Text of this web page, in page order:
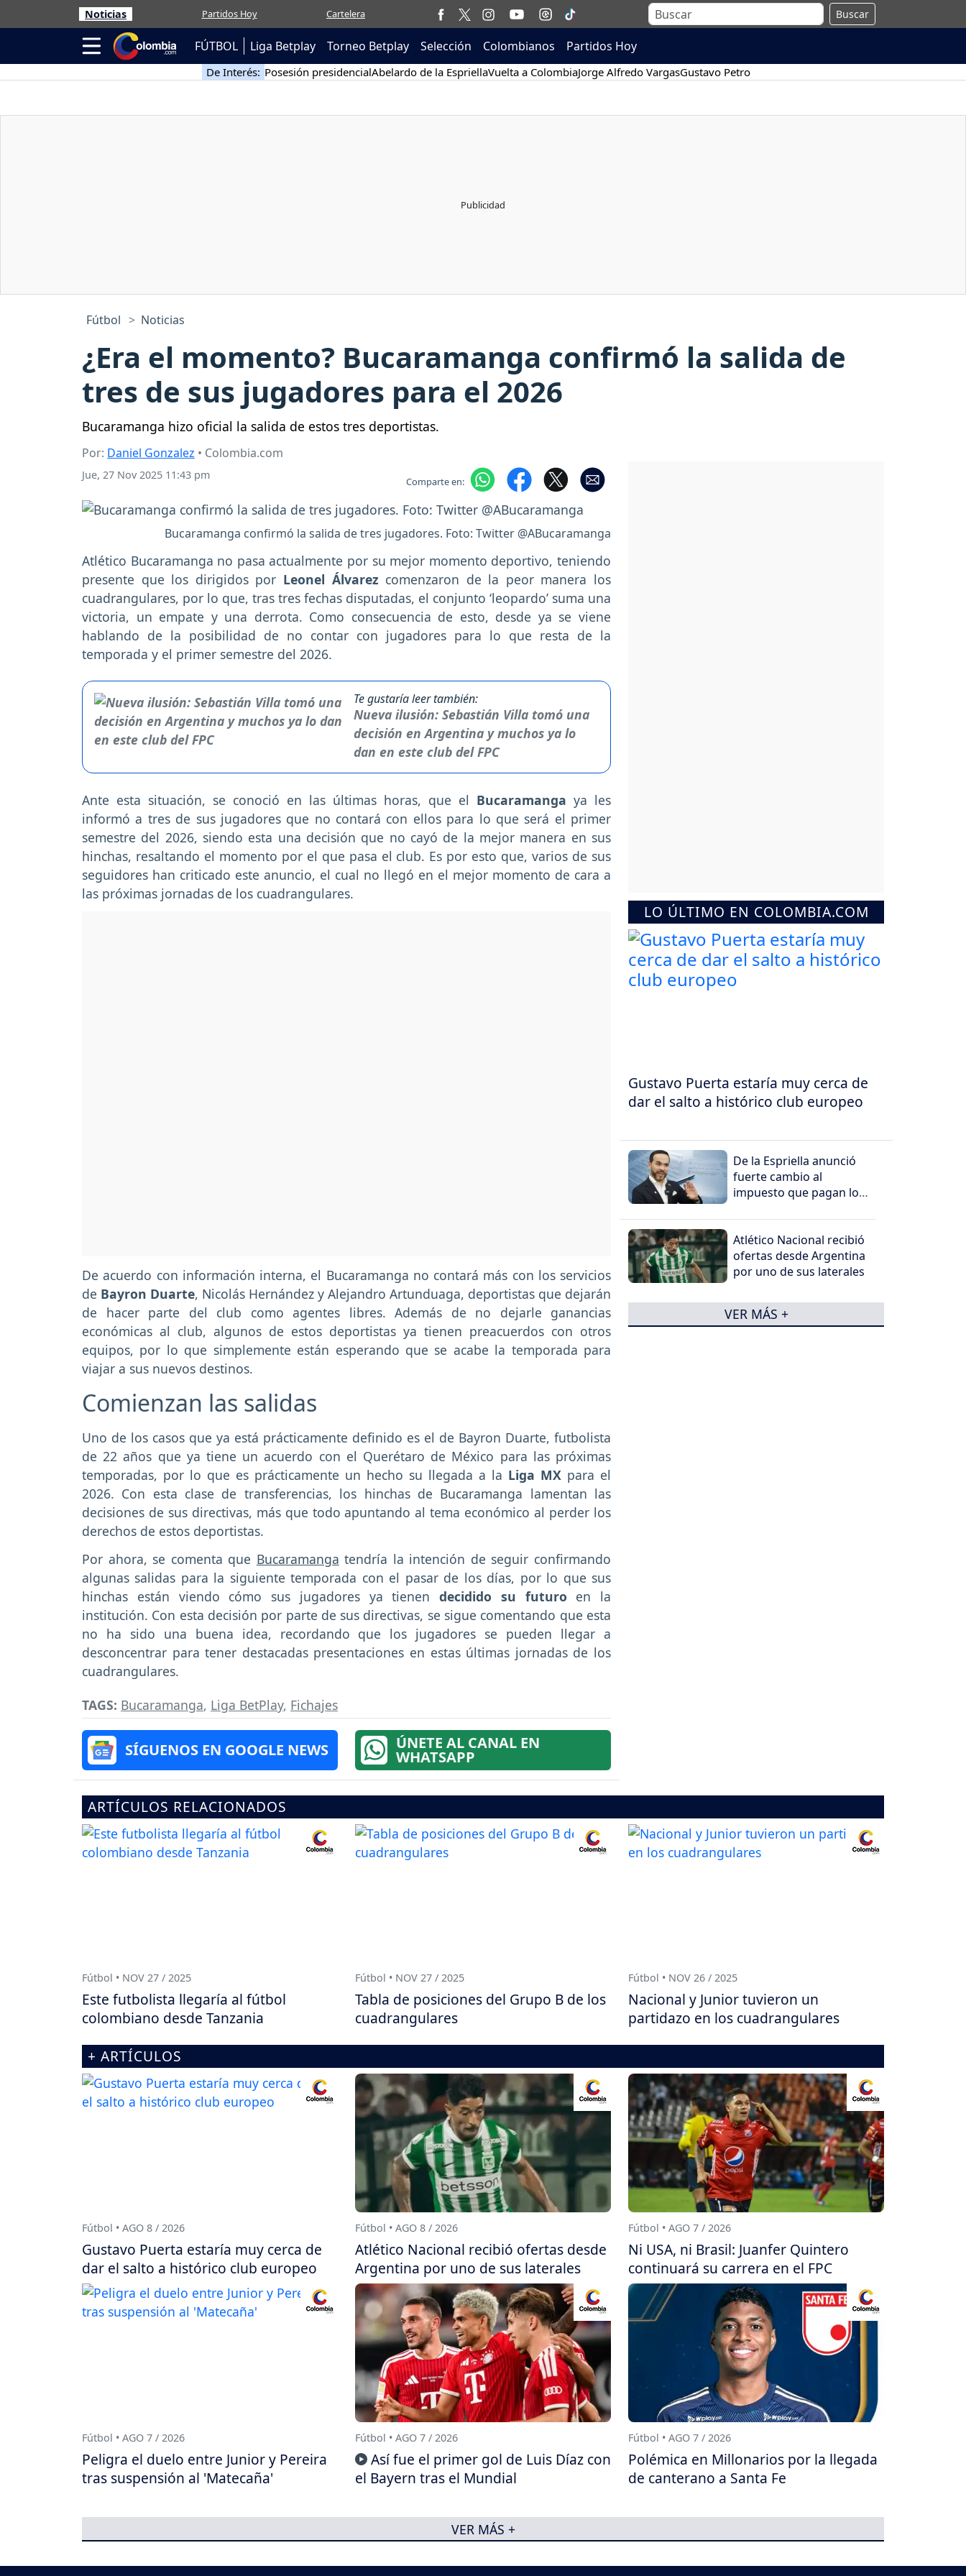
Noticias Partidos Hoy Cartelera Buscar
FÚTBOL Liga Betplay Torneo Betplay Selección Colombianos Partidos Hoy
De Interés: Posesión presidencialAbelardo de la EspriellaVuelta a ColombiaJorge Alfredo VargasGustavo Petro
Fútbol Noticias
¿Era el momento? Bucaramanga confirmó la salida de
tres de sus jugadores para el 2026
Bucaramanga hizo oficial la salida de estos tres deportistas.
Por: Daniel Gonzalez • Colombia.com
Jue, 27 Nov 2025 11:43 pm Comparte en:
Bucaramanga confirmó la salida de tres jugadores. Foto: Twitter @ABucaramanga
Atlético Bucaramanga no pasa actualmente por su mejor momento deportivo, teniendo
presente que los dirigidos por Leonel Álvarez comenzaron de la peor manera los
cuadrangulares, por lo que, tras tres fechas disputadas, el conjunto ‘leopardo’ suma una
victoria, un empate y una derrota. Como consecuencia de esto, desde ya se viene
hablando de la posibilidad de no contar con jugadores para lo que resta de la
temporada y el primer semestre del 2026.
Te gustaría leer también:
Nueva ilusión: Sebastián Villa tomó una
decisión en Argentina y muchos ya lo
dan en este club del FPC
Ante esta situación, se conoció en las últimas horas, que el Bucaramanga ya les
informó a tres de sus jugadores que no contará con ellos para lo que será el primer
semestre del 2026, siendo esta una decisión que no cayó de la mejor manera en sus
hinchas, resaltando el momento por el que pasa el club. Es por esto que, varios de sus
seguidores han criticado este anuncio, el cual no llegó en el mejor momento de cara a
las próximas jornadas de los cuadrangulares.
De acuerdo con información interna, el Bucaramanga no contará más con los servicios
de Bayron Duarte, Nicolás Hernández y Alejandro Artunduaga, deportistas que dejarán
de hacer parte del club como agentes libres. Además de no dejarle ganancias
económicas al club, algunos de estos deportistas ya tienen preacuerdos con otros
equipos, por lo que simplemente están esperando que se acabe la temporada para
viajar a sus nuevos destinos.
Comienzan las salidas
Uno de los casos que ya está prácticamente definido es el de Bayron Duarte, futbolista
de 22 años que ya tiene un acuerdo con el Querétaro de México para las próximas
temporadas, por lo que es prácticamente un hecho su llegada a la Liga MX para el
2026. Con esta clase de transferencias, los hinchas de Bucaramanga lamentan las
decisiones de sus directivas, más que todo apuntando al tema económico al perder los
derechos de estos deportistas.
Por ahora, se comenta que Bucaramanga tendría la intención de seguir confirmando
algunas salidas para la siguiente temporada con el pasar de los días, por lo que sus
hinchas están viendo cómo sus jugadores ya tienen decidido su futuro en la
institución. Con esta decisión por parte de sus directivas, se sigue comentando que esta
no ha sido una buena idea, recordando que los jugadores se pueden llegar a
desconcentrar para tener destacadas presentaciones en estas últimas jornadas de los
cuadrangulares.
TAGS: Bucaramanga, Liga BetPlay, Fichajes
SÍGUENOS EN GOOGLE NEWS ÚNETE AL CANAL EN
WHATSAPP
LO ÚLTIMO EN COLOMBIA.COM
Gustavo Puerta estaría muy cerca de
dar el salto a histórico club europeo
De la Espriella anunció
fuerte cambio al
impuesto que pagan los
Atlético Nacional recibió
ofertas desde Argentina
por uno de sus laterales
VER MÁS +
ARTÍCULOS RELACIONADOS
Fútbol • NOV 27 / 2025
Este futbolista llegaría al fútbol
colombiano desde Tanzania
Fútbol • NOV 27 / 2025
Tabla de posiciones del Grupo B de los
cuadrangulares
Fútbol • NOV 26 / 2025
Nacional y Junior tuvieron un
partidazo en los cuadrangulares
+ ARTÍCULOS
Fútbol • AGO 8 / 2026
Gustavo Puerta estaría muy cerca de
dar el salto a histórico club europeo
Fútbol • AGO 8 / 2026
Atlético Nacional recibió ofertas desde
Argentina por uno de sus laterales
Fútbol • AGO 7 / 2026
Ni USA, ni Brasil: Juanfer Quintero
continuará su carrera en el FPC
Fútbol • AGO 7 / 2026
Peligra el duelo entre Junior y Pereira
tras suspensión al 'Matecaña'
Fútbol • AGO 7 / 2026
Así fue el primer gol de Luis Díaz con
el Bayern tras el Mundial
Fútbol • AGO 7 / 2026
Polémica en Millonarios por la llegada
de canterano a Santa Fe
VER MÁS +